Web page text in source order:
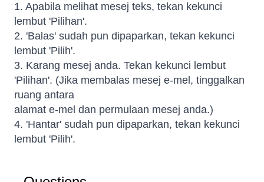
1. Apabila melihat mesej teks, tekan kekunci
lembut 'Pilihan'.
2. 'Balas' sudah pun dipaparkan, tekan kekunci
lembut 'Pilih'.
3. Karang mesej anda. Tekan kekunci lembut
'Pilihan'. (Jika membalas mesej e-mel, tinggalkan
ruang antara
alamat e-mel dan permulaan mesej anda.)
4. 'Hantar' sudah pun dipaparkan, tekan kekunci
lembut 'Pilih'.